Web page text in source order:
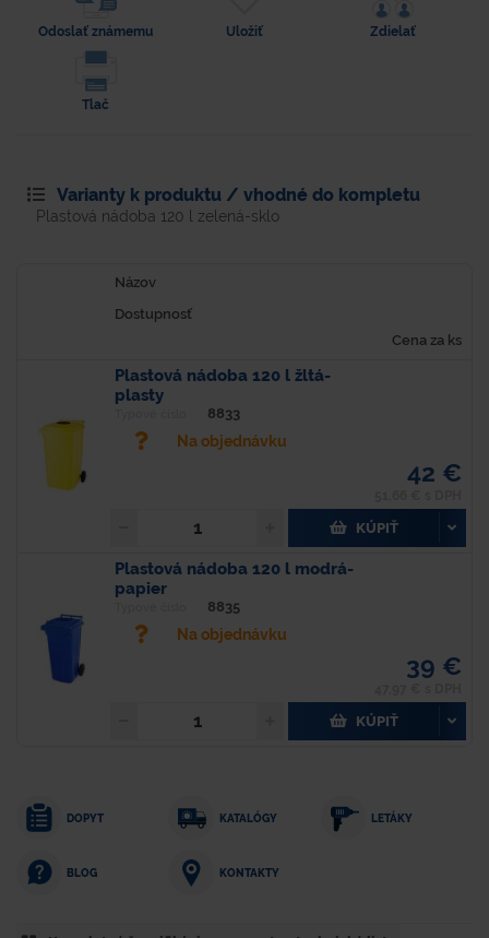
Odoslať známemu Uložiť Zdielať
Tlač
Varianty k produktu / vhodné do kompletu
Plastová nádoba 120 l zelená-sklo
Názov
Dostupnosť
Cena za ks
Plastová nádoba 120 l žltá-
plasty
8833
Na objednávku
42 €
KÚPIŤ
Plastová nádoba 120 l modrá-
papier
8835
Na objednávku
39 €
KÚPIŤ
DOPYT KATALÓGY LETÁKY
BLOG KONTAKTY